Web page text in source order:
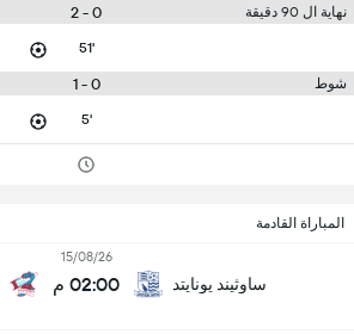
نهاية ال 90 دقيقة
0 - 2
51'
شوط 0 - 1
5'
المباراة القادمة
ساوثيند يونايتد
15/08/26
02:00 م